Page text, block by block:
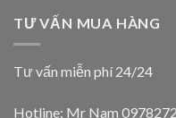
TƯ VẤN MUA HÀNG
Tư vấn miễn phí 24/24
Hotline: Mr Nam